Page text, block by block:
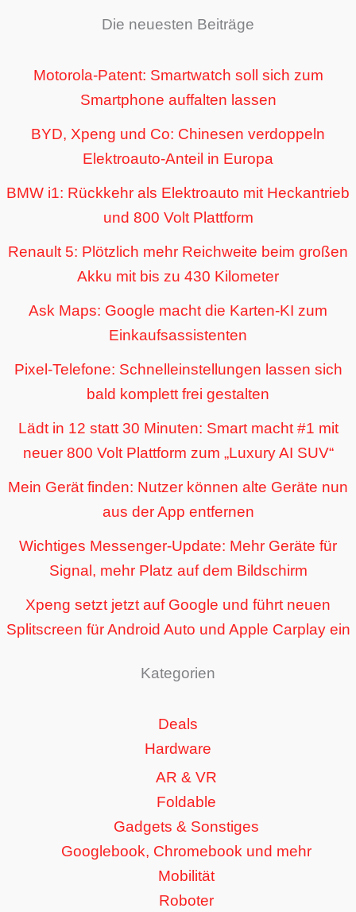
Die neuesten Beiträge
Motorola-Patent: Smartwatch soll sich zum
Smartphone auffalten lassen
BYD, Xpeng und Co: Chinesen verdoppeln
Elektroauto-Anteil in Europa
BMW i1: Rückkehr als Elektroauto mit Heckantrieb
und 800 Volt Plattform
Renault 5: Plötzlich mehr Reichweite beim großen
Akku mit bis zu 430 Kilometer
Ask Maps: Google macht die Karten-KI zum
Einkaufsassistenten
Pixel-Telefone: Schnelleinstellungen lassen sich
bald komplett frei gestalten
Lädt in 12 statt 30 Minuten: Smart macht #1 mit
neuer 800 Volt Plattform zum „Luxury AI SUV“
Mein Gerät finden: Nutzer können alte Geräte nun
aus der App entfernen
Wichtiges Messenger-Update: Mehr Geräte für
Signal, mehr Platz auf dem Bildschirm
Xpeng setzt jetzt auf Google und führt neuen
Splitscreen für Android Auto und Apple Carplay ein
Kategorien
Deals
Hardware
AR & VR
Foldable
Gadgets & Sonstiges
Googlebook, Chromebook und mehr
Mobilität
Roboter